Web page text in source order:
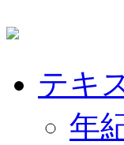
テキ
年